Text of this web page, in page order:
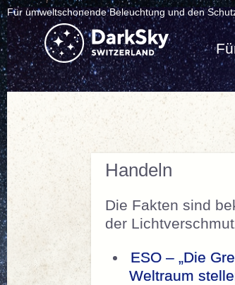
Für umweltschonende Beleuchtung und den
Handeln
Die Fakten sind
der
ESO – „Die
Weltraum